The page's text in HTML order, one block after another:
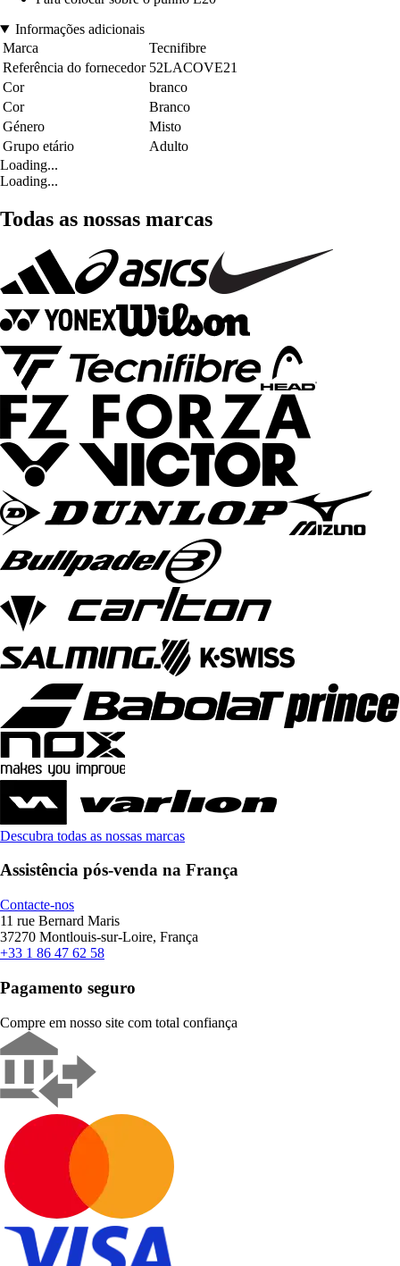
Informações adicionais
Marca
Tecnifibre
Referência do fornecedor 52LACOVE21
Cor
branco
Cor
Branco
Género
Misto
Grupo etário
Adulto
Loading...
Loading...
Todas as nossas marcas
Descubra todas as nossas marcas
Assistência pós-venda na França
Contacte-nos
11 rue Bernard Maris
37270 Montlouis-sur-Loire, França
+33 1 86 47 62 58
Pagamento seguro
Compre em nosso site com total confiança